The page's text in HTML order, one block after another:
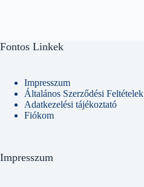
Fontos Linkek
Impresszum
Általános Szerződési Feltételek
Adatkezelési tájékoztató
Fiókom
Impresszum